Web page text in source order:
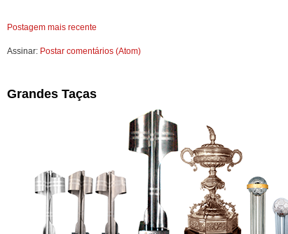
Postagem mais recente
Assinar: Postar comentários (Atom)
Grandes Taças